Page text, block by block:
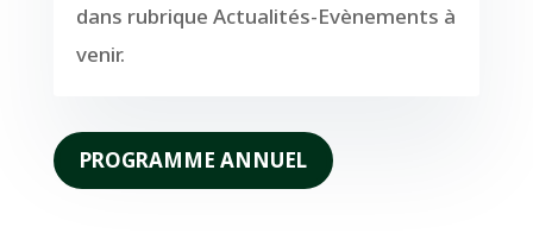
dans rubrique Actualités-Evènements à
venir.
PROGRAMME ANNUEL